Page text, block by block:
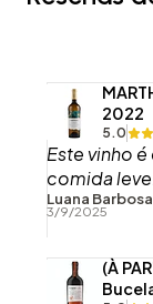
2022
5.0
Este vinho
comida
Luana Barbosa
3/9/2025
(À